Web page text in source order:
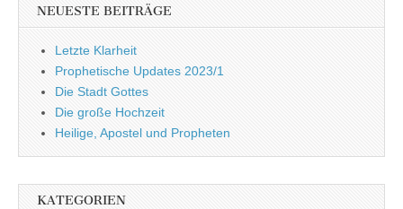
NEUESTE BEITRÄGE
Letzte Klarheit
Prophetische Updates 2023/1
Die Stadt Gottes
Die große Hochzeit
Heilige, Apostel und Propheten
KATEGORIEN